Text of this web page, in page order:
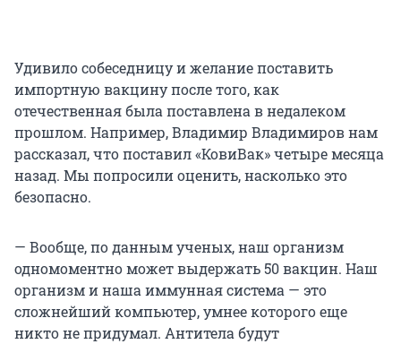
Удивило собеседницу и желание поставить
импортную вакцину после того, как
отечественная была поставлена в недалеком
прошлом. Например, Владимир Владимиров нам
рассказал, что поставил «КовиВак» четыре месяца
назад. Мы попросили оценить, насколько это
безопасно.
— Вообще, по данным ученых, наш организм
одномоментно может выдержать 50 вакцин. Наш
организм и наша иммунная система — это
сложнейший компьютер, умнее которого еще
никто не придумал. Антитела будут